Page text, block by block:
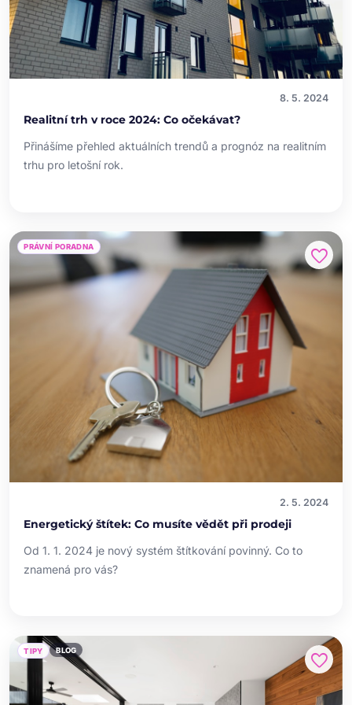
8. 5. 2024
Realitní trh v roce 2024: Co očekávat?
Přinášíme přehled aktuálních trendů a prognóz na realitním
trhu pro letošní rok.
PRÁVNÍ PORADNA favorite
2. 5. 2024
Energetický štítek: Co musíte vědět při prodeji
Od 1. 1. 2024 je nový systém štítkování povinný. Co to
znamená pro vás?
TIPY BLOG favorite